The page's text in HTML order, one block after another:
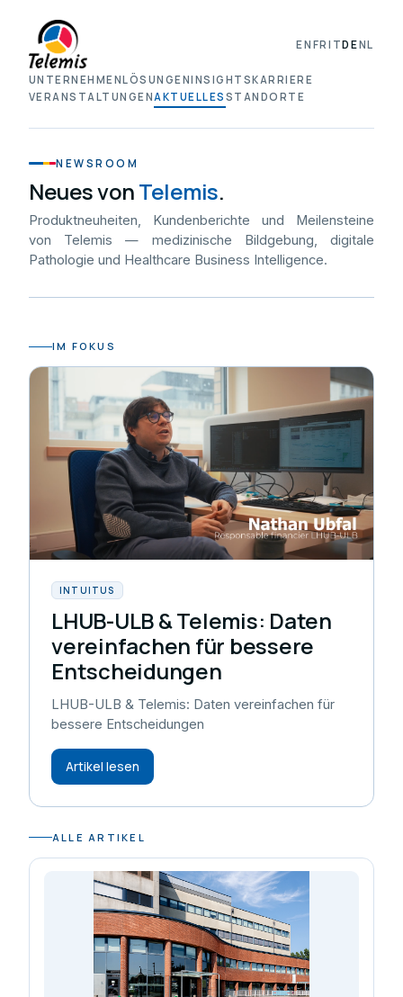
UNTERNEHMENLÖSUNGENINSIGHTSKARRIERE
VERANSTALTUNGENAKTUELLES STANDORTE
ENFRITDENL
NEWSROOM
Neues vonTelemis.
Produktneuheiten, Kundenberichte und Meilensteine
von Telemis — medizinische Bildgebung, digitale
Pathologie und Healthcare Business Intelligence.
IM FOKUS
INTUITUS
LHUB-ULB & Telemis: Daten
vereinfachen für bessere
Entscheidungen
LHUB-ULB & Telemis: Daten vereinfachen für
bessere Entscheidungen
Artikel lesen
ALLE ARTIKEL